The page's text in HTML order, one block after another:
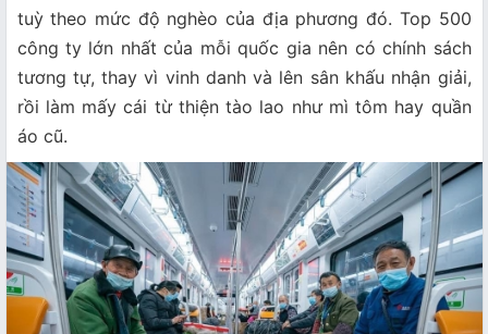
tuỳ theo mức độ nghèo của địa phương đó. Top 500
công ty lớn nhất của mỗi quốc gia nên có chính sách
tương tự, thay vì vinh danh và lên sân khấu nhận giải,
rồi làm mấy cái từ thiện tào lao như mì tôm hay quần
áo cũ.